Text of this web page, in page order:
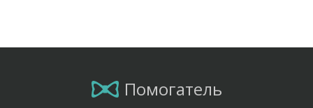
Помогатель